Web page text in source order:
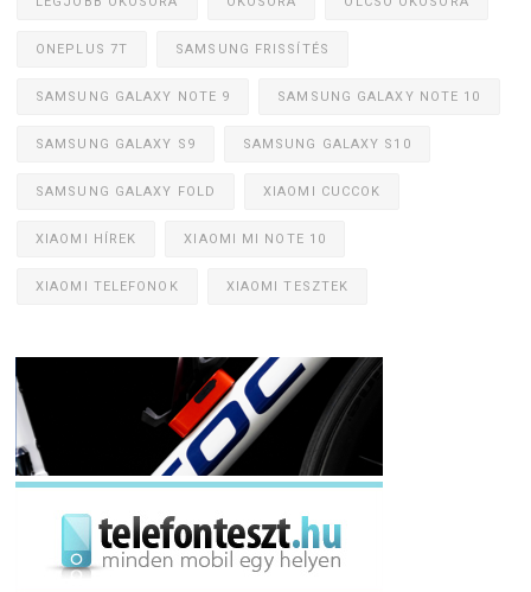
ONEPLUS 7T SAMSUNG FRISSÍTÉS
SAMSUNG GALAXY NOTE 9 SAMSUNG GALAXY NOTE 10
SAMSUNG GALAXY S9 SAMSUNG GALAXY S10
SAMSUNG GALAXY FOLD XIAOMI CUCCOK
XIAOMI HÍREK XIAOMI MI NOTE 10
XIAOMI TELEFONOK XIAOMI TESZTEK